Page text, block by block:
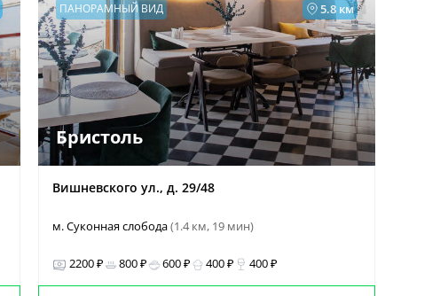
5.8 км
ПАНОРАМНЫЙ ВИД
Бристоль
Вишневского ул., д. 29/48
м. Суконная слобода(1.4 км, 19 мин)
2200 ₽ 800 ₽ 600 ₽ 400 ₽ 400 ₽